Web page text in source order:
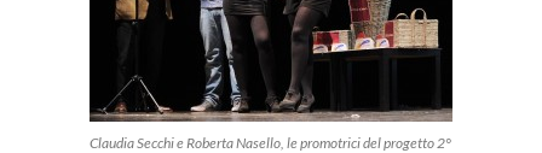
Claudia Secchi e Roberta Nasello, le promotrici del progetto 2°